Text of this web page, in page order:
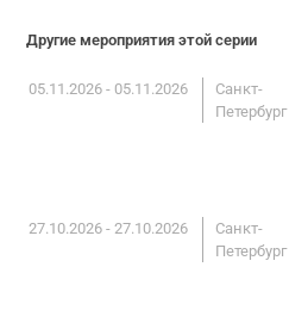
Другие мероприятия этой серии
05.11.2026 - 05.11.2026
Санкт-
Петербург
27.10.2026 - 27.10.2026
Санкт-
Петербург